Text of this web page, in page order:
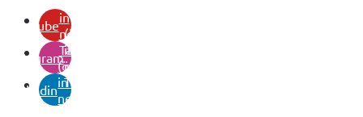
youtubein
neuem
Tab)
instagram
(öffnet
in
neuem
Tab)
linkedin
(öffnet
in
neuem